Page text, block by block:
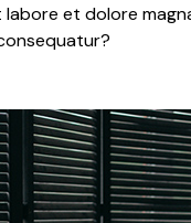
et dolore